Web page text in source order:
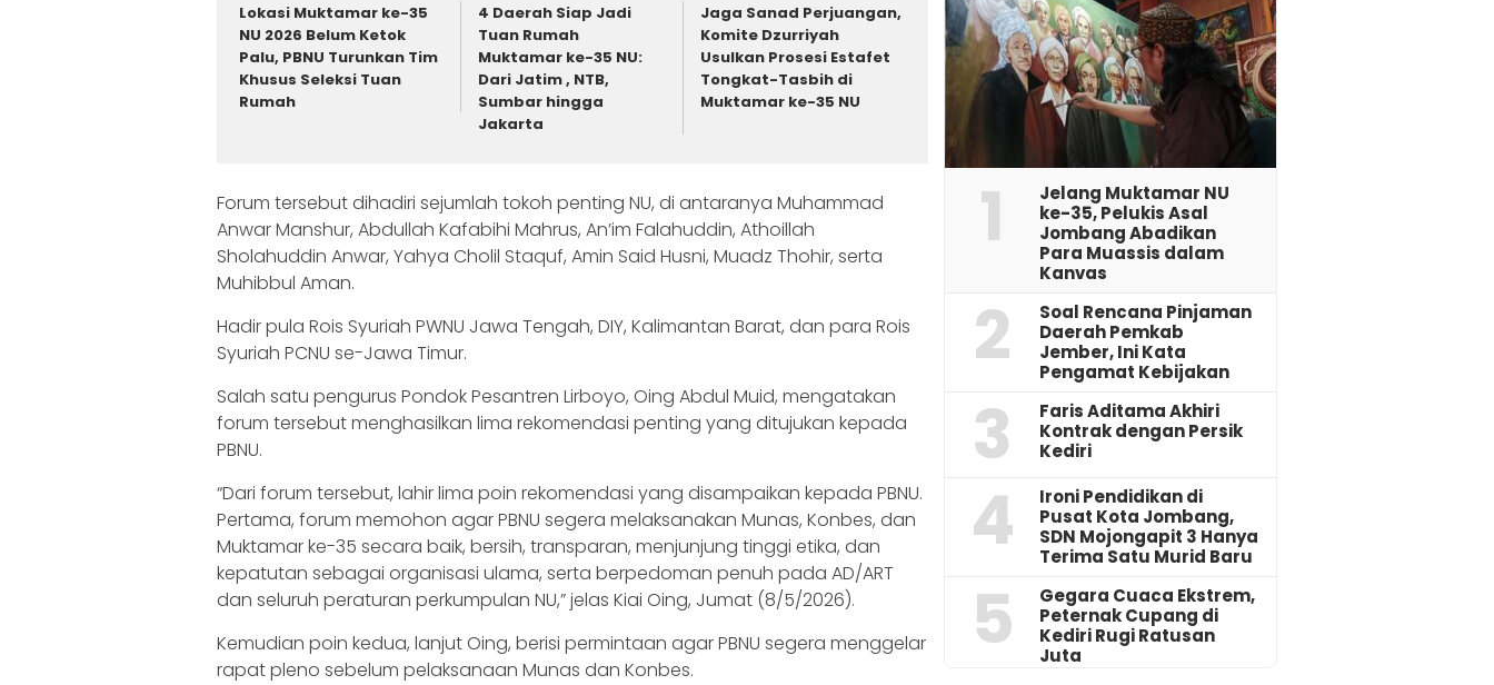
Lokasi Muktamar ke-35
NU 2026 Belum Ketok
Palu, PBNU Turunkan Tim
Khusus Seleksi Tuan
Rumah
4 Daerah Siap Jadi
Tuan Rumah
Muktamar ke-35 NU:
Dari Jatim , NTB,
Sumbar hingga
Jakarta
Jaga Sanad Perjuangan,
Komite Dzurriyah
Usulkan Prosesi Estafet
Tongkat-Tasbih di
Muktamar ke-35 NU
Forum tersebut dihadiri sejumlah tokoh penting NU, di antaranya Muhammad
Anwar Manshur, Abdullah Kafabihi Mahrus, An’im Falahuddin, Athoillah
Sholahuddin Anwar, Yahya Cholil Staquf, Amin Said Husni, Muadz Thohir, serta
Muhibbul Aman.
Hadir pula Rois Syuriah PWNU Jawa Tengah, DIY, Kalimantan Barat, dan para Rois
Syuriah PCNU se-Jawa Timur.
Salah satu pengurus Pondok Pesantren Lirboyo, Oing Abdul Muid, mengatakan
forum tersebut menghasilkan lima rekomendasi penting yang ditujukan kepada
PBNU.
“Dari forum tersebut, lahir lima poin rekomendasi yang disampaikan kepada PBNU.
Pertama, forum memohon agar PBNU segera melaksanakan Munas, Konbes, dan
Muktamar ke-35 secara baik, bersih, transparan, menjunjung tinggi etika, dan
kepatutan sebagai organisasi ulama, serta berpedoman penuh pada AD/ART
dan seluruh peraturan perkumpulan NU,” jelas Kiai Oing, Jumat (8/5/2026).
Kemudian poin kedua, lanjut Oing, berisi permintaan agar PBNU segera menggelar
rapat pleno sebelum pelaksanaan Munas dan Konbes.
1
Jelang Muktamar NU
ke-35, Pelukis Asal
Jombang Abadikan
Para Muassis dalam
Kanvas
2
‎Soal Rencana Pinjaman
Daerah Pemkab
Jember, Ini Kata
Pengamat Kebijakan ‎
3
Faris Aditama Akhiri
Kontrak dengan Persik
Kediri
4
Ironi Pendidikan di
Pusat Kota Jombang,
SDN Mojongapit 3 Hanya
Terima Satu Murid Baru
5
‎Gegara Cuaca Ekstrem,
Peternak Cupang di
Kediri Rugi Ratusan
Juta